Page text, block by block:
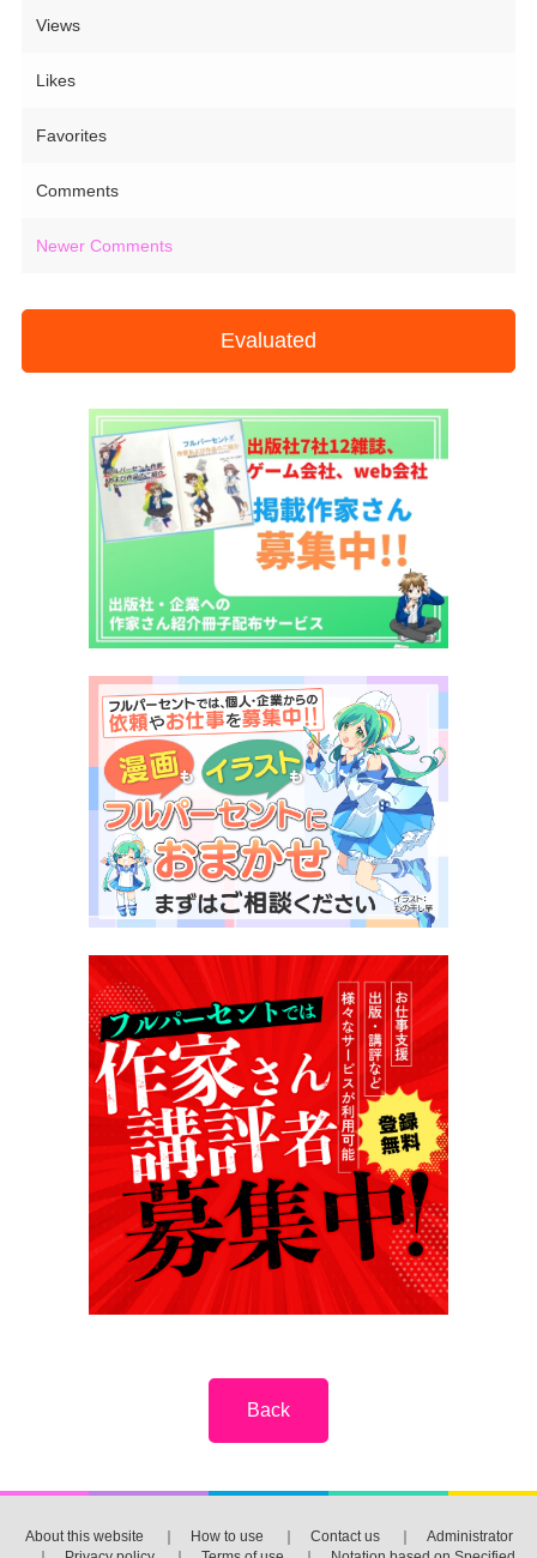
Views
Likes
Favorites
Comments
Newer Comments
About this website How to use Contact us｜ Administrator